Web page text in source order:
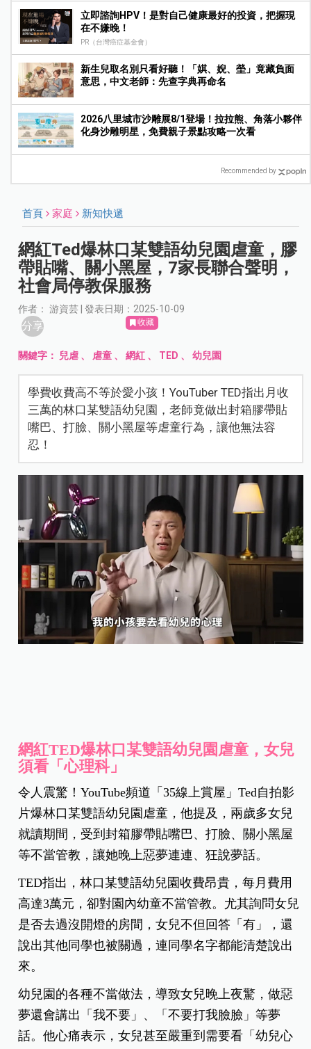
立即諮詢HPV！是對自己健康最好的投資，把握現
在不嫌晚！
PR（台灣癌症基金會）
新生兒取名別只看好聽！「娸、婗、塋」竟藏負面
意思，中文老師：先查字典再命名
2026八里城市沙雕展8/1登場！拉拉熊、角落小夥伴
化身沙雕明星，免費親子景點攻略一次看
Recommended by
首頁 家庭 新知快遞
網紅Ted爆林口某雙語幼兒園虐童，膠
帶貼嘴、關小黑屋，7家長聯合聲明，
社會局停教保服務
作者： 游資芸 | 發表日期：2025-10-09
分享 收藏
關鍵字： 兒虐 、 虐童 、網紅 、 TED 、幼兒園
學費收費高不等於愛小孩！YouTuber TED指出月收
三萬的林口某雙語幼兒園，老師竟做出封箱膠帶貼
嘴巴、打臉、關小黑屋等虐童行為，讓他無法容
忍！
網紅TED爆林口某雙語幼兒園虐童，女兒
須看「心理科」
令人震驚！YouTube頻道「35線上賞屋」Ted自拍影
片爆林口某雙語幼兒園虐童，他提及，兩歲多女兒
就讀期間，受到封箱膠帶貼嘴巴、打臉、關小黑屋
等不當管教，讓她晚上惡夢連連、狂說夢話。
TED指出，林口某雙語幼兒園收費昂貴，每月費用
高達3萬元，卻對園內幼童不當管教。尤其詢問女兒
是否去過沒開燈的房間，女兒不但回答「有」，還
說出其他同學也被關過，連同學名字都能清楚說出
來。
幼兒園的各種不當做法，導致女兒晚上夜驚，做惡
夢還會講出「我不要」、「不要打我臉臉」等夢
話。他心痛表示，女兒甚至嚴重到需要看「幼兒心